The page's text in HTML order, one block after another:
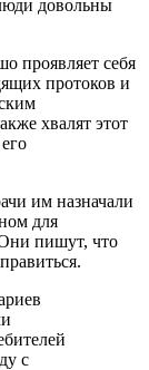
довольны
проявляет себя
протоков и
хвалят этот
им назначали
для
Они пишут, что
с